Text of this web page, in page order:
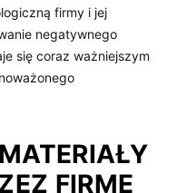
firmy i jej
negatywnego
się coraz ważniejszym
FIRMĘ